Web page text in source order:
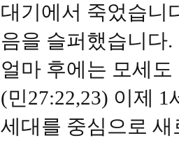
대기에서 죽었습니
음을 슬퍼했습니다
얼마 후에는 모세
(민27:22,23) 이제
세대를 중심으로